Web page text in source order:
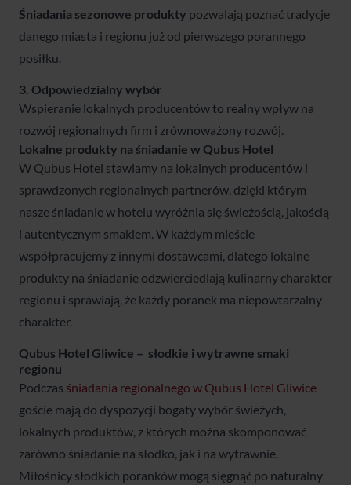
Śniadania sezonowe produkty pozwalają poznać tradycje
danego miasta i regionu już od pierwszego porannego
posiłku.
3. Odpowiedzialny wybór
Wspieranie lokalnych producentów to realny wpływ na
rozwój regionalnych firm i zrównoważony rozwój.
Lokalne produkty na śniadanie w Qubus Hotel
W Qubus Hotel stawiamy na lokalnych producentów i
sprawdzonych regionalnych partnerów, dzięki którym
nasze śniadanie w hotelu wyróżnia się świeżością, jakością
i autentycznym smakiem. W każdym mieście
współpracujemy z innymi dostawcami, dlatego lokalne
produkty na śniadanie odzwierciedlają kulinarny charakter
regionu i sprawiają, że każdy poranek ma niepowtarzalny
charakter.
Qubus Hotel Gliwice – słodkie i wytrawne smaki
regionu
Podczas śniadania regionalnego w Qubus Hotel Gliwice
goście mają do dyspozycji bogaty wybór świeżych,
lokalnych produktów, z których można skomponować
zarówno śniadanie na słodko, jak i na wytrawnie.
Miłośnicy słodkich poranków mogą sięgnąć po naturalny